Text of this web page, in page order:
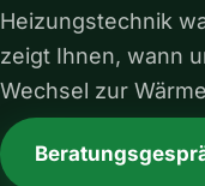
Heizungstechnik
zeigt Ihnen, wann
Wechsel zur